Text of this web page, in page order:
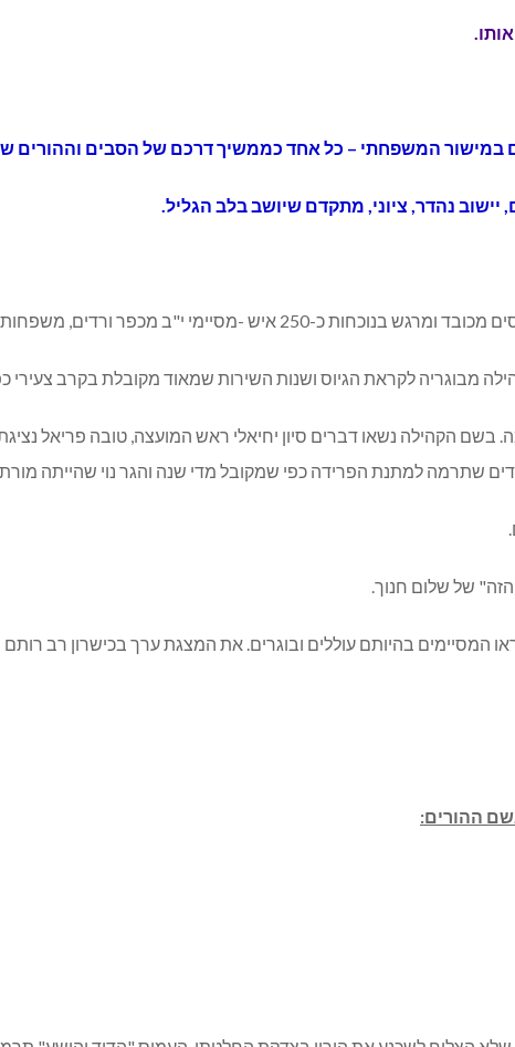
המשפחתי – כל אחד כממשיך דרכם של הסבים וההורים
יישוב נהדר, ציוני, מתקדם שיושב בלב הגליל.
משפחותיהם ונציגי הקהילה. הערב אורגן על-ידי "ועדת חיילים".
מבוגריה לקראת הגיוס ושנות השירות שמאוד מקובלת בקרב צעירי
בשם הקהילה נשאו דברים סיון יחיאלי ראש המועצה, טובה פריאל
שתרמה למתנת הפרידה כפי שמקובל מדי שנה והגר נוי שהייתה
של שלום חנוך.
המסיימים בהיותם עוללים ובוגרים. את המצגת ערך בכישרון רב רותם
ההורים: